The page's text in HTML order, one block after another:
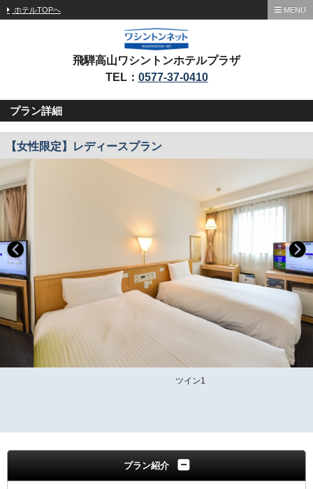
ホテルTOPへ MENU
飛騨高山ワシントンホテルプラザ
TEL： 0577-37-0410
プラン詳細
【女性限定】レディースプラン
プラン紹介